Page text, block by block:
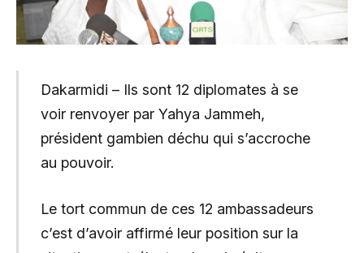
Dakarmidi – Ils sont 12 diplomates à se
voir renvoyer par Yahya Jammeh,
président gambien déchu qui s’accroche
au pouvoir.
Le tort commun de ces 12 ambassadeurs
c’est d’avoir affirmé leur position sur la